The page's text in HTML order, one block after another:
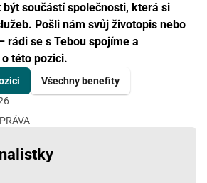
součástí společnosti, která si
Pošli nám svůj životopis nebo
rádi se s Tebou spojíme a
této pozici.
Všechny benefity